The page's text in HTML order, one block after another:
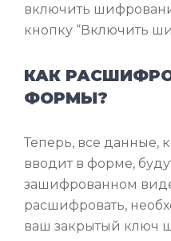
включить
кнопку “Включить
КАК
ФОРМЫ?
Теперь, все данные,
вводит в форме,
зашифрованном
расшифровать,
ваш закрытый ключ